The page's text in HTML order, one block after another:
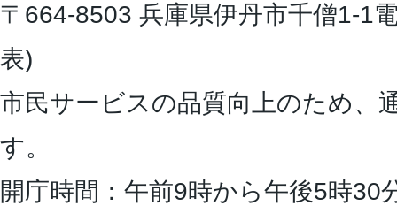
〒664-8503 兵庫県伊丹市千僧1-1
表)
市民サービスの品質向上のため、
す。
開庁時間：午前9時から午後5時30